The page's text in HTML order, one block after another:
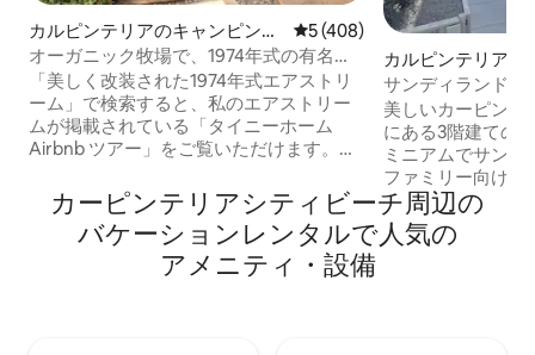
カルピンテリアのキャンピング
カー・RV
レビュー408件、5つ星中5つ
5 (408)
オーガニック牧場で、1974年式の有名な
エアストリームでくつろごう
「美しく改装された1974年式エアストリ
ーム」で検索すると、私のエアストリー
ムが掲載されている「タイニーホーム
Airbnb ツアー」をご覧いただけます。
フォルニアのAirbnb宿泊先トップ40！ あ
なただけのプライベートエリア カーピン
テリアから車ですぐの場所にある、改装
された全長33フィートのエアストリーム
で、カリフォルニア・ドリームを始めま
カルピンテリアの
アム
サンディランド・
美しいカーピンテ
にある3階建ての
ミニアムでサン
ファミリー向けで
です。このコンド
クスしたビーチホ
すべて揃っています。 コンドミ
カーピンテリアシティビーチ⁠周⁠辺⁠の
バ⁠ケ⁠ー⁠シ⁠ョ⁠ン⁠レ⁠ン⁠タ⁠ル⁠で人⁠気⁠の
ア⁠メ⁠ニ⁠テ⁠ィ⁠・⁠設⁠備